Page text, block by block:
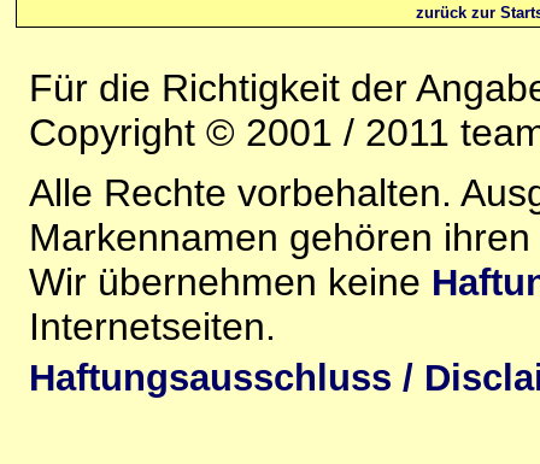
zurück zur
Für die Richtigkeit der
Copyright © 2001 / 2011
Alle Rechte vorbehalten.
Markennamen gehören
Wir übernehmen keine
Internetseiten.
Haftungsausschluss /